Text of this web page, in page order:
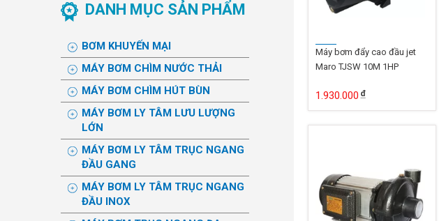
DANH MỤC SẢN PHẨM
BƠM KHUYẾN MẠI
MÁY BƠM CHÌM NƯỚC THẢI
MÁY BƠM CHÌM HÚT BÙN
MÁY BƠM LY TÂM LƯU LƯỢNG
LỚN
MÁY BƠM LY TÂM TRỤC NGANG
ĐẦU GANG
MÁY BƠM LY TÂM TRỤC NGANG
ĐẦU INOX
Máy bơm đẩy cao đầu jet
Maro TJSW 10M 1HP
1.930.000